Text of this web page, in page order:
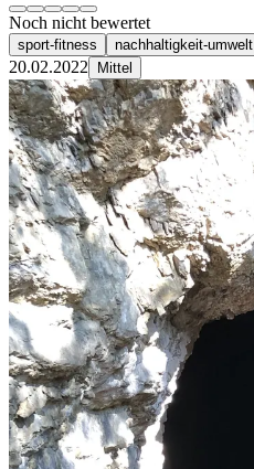
Noch nicht bewertet
sport-fitness nachhaltigkeit-umwelt
20.02.2022 Mittel